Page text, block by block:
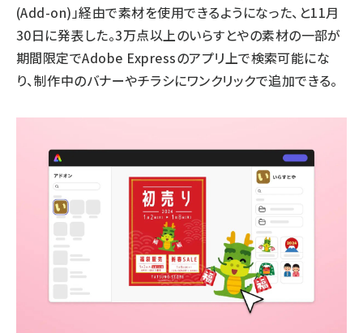
(Add-on)」経由で素材を使用できるようになった、と11月
30日に発表した。3万点以上のいらすとやの素材の一部が
期間限定でAdobe Expressのアプリ上で検索可能にな
り、制作中のバナーやチラシにワンクリックで追加できる。